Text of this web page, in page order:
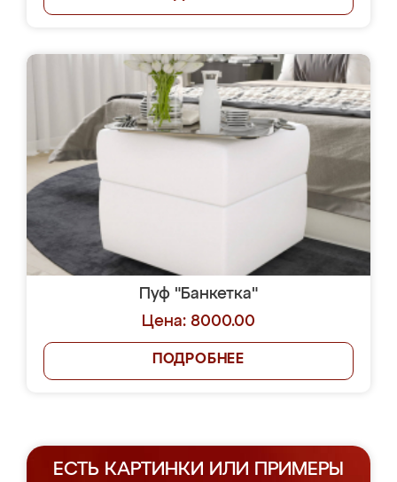
Пуф "Банкетка"
Цена: 8000.00
ПОДРОБНЕЕ
ЕСТЬ КАРТИНКИ ИЛИ ПРИМЕРЫ